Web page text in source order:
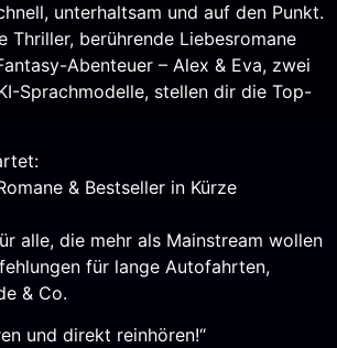
unterhaltsam und auf den Punkt.
Thriller, berührende Liebesromane
Abenteuer – Alex & Eva, zwei
Sprachmodelle, stellen dir die Top-
& Bestseller in Kürze
alle, die mehr als Mainstream wollen
für lange Autofahrten,
& Co.
und direkt reinhören!“